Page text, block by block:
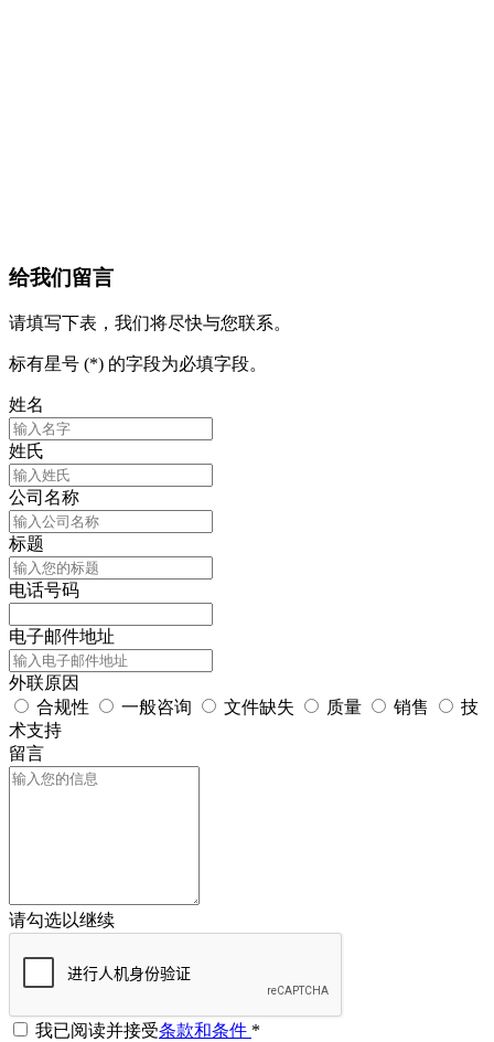
给我们留言
请填写下表，我们将尽快与您联系。
标有星号 (*) 的字段为必填字段。
姓名
姓氏
公司名称
标题
电话号码
电子邮件地址
外联原因
合规性
一般咨询 文件缺失 质量 销售
技
术支持
留言
请勾选以继续
我已阅读并接受条款和条件 *